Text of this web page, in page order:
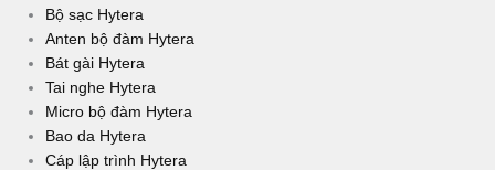
Bộ sạc Hytera
Anten bộ đàm Hytera
Bát gài Hytera
Tai nghe Hytera
Micro bộ đàm Hytera
Bao da Hytera
Cáp lập trình Hytera